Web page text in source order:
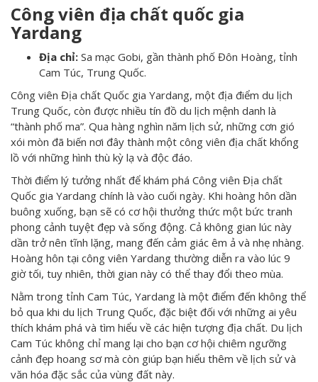
Công viên địa chất quốc gia
Yardang
Địa chỉ: Sa mạc Gobi, gần thành phố Đôn Hoàng, tỉnh
Cam Túc, Trung Quốc.
Công viên Địa chất Quốc gia Yardang, một địa điểm du lịch
Trung Quốc, còn được nhiều tín đồ du lịch mệnh danh là
“thành phố ma”. Qua hàng nghìn năm lịch sử, những cơn gió
xói mòn đã biến nơi đây thành một công viên địa chất khổng
lồ với những hình thù kỳ lạ và độc đáo.
Thời điểm lý tưởng nhất để khám phá Công viên Địa chất
Quốc gia Yardang chính là vào cuối ngày. Khi hoàng hôn dần
buông xuống, bạn sẽ có cơ hội thưởng thức một bức tranh
phong cảnh tuyệt đẹp và sống động. Cả không gian lúc này
dần trở nên tĩnh lặng, mang đến cảm giác êm ả và nhẹ nhàng.
Hoàng hôn tại công viên Yardang thường diễn ra vào lúc 9
giờ tối, tuy nhiên, thời gian này có thể thay đổi theo mùa.
Nằm trong tỉnh Cam Túc, Yardang là một điểm đến không thể
bỏ qua khi du lịch Trung Quốc, đặc biệt đối với những ai yêu
thích khám phá và tìm hiểu về các hiện tượng địa chất. Du lịch
Cam Túc không chỉ mang lại cho bạn cơ hội chiêm ngưỡng
cảnh đẹp hoang sơ mà còn giúp bạn hiểu thêm về lịch sử và
văn hóa đặc sắc của vùng đất này.